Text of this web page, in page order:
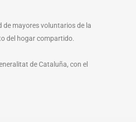
de mayores voluntarios de la
del hogar compartido.
de Cataluña, con el